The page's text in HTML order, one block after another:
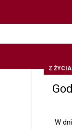
Z ŻYCIA
W